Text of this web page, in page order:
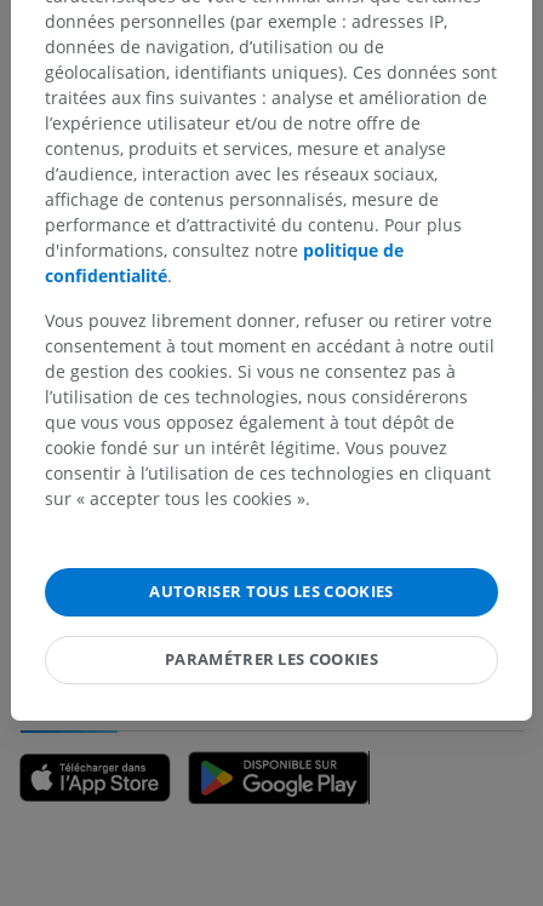
Anatomie systémique> Système nerveux>
Système nerveux central> Moelle spinale
Substance grise> Colonnes grises>
Colonne antérieure> Corne antérieure>
Noyau rétro-postéro-latéral
Structures sous-jacentes :Il n'y a aucune structure
sous-jacente
Neuroanatomie humaine
Traductions
Vous avez vu une erreur ?
traduction, une amélioration de contenu.
Signaler un problème
données personnelles (par exemple : adresses IP,
données de navigation, d’utilisation ou de
géolocalisation, identifiants uniques). Ces données sont
traitées aux fins suivantes : analyse et amélioration de
l’expérience utilisateur et/ou de notre offre de
contenus, produits et services, mesure et analyse
d’audience, interaction avec les réseaux sociaux,
affichage de contenus personnalisés, mesure de
performance et d’attractivité du contenu. Pour plus
d'informations, consultez notre politique de
confidentialité.
Vous pouvez librement donner, refuser ou retirer votre
consentement à tout moment en accédant à notre outil
de gestion des cookies. Si vous ne consentez pas à
l’utilisation de ces technologies, nous considérerons
que vous vous opposez également à tout dépôt de
cookie fondé sur un intérêt légitime. Vous pouvez
consentir à l’utilisation de ces technologies en cliquant
sur « accepter tous les cookies ».
AUTORISER TOUS LES COOKIES
PARAMÉTRER LES COOKIES